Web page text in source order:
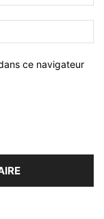
ce navigateur